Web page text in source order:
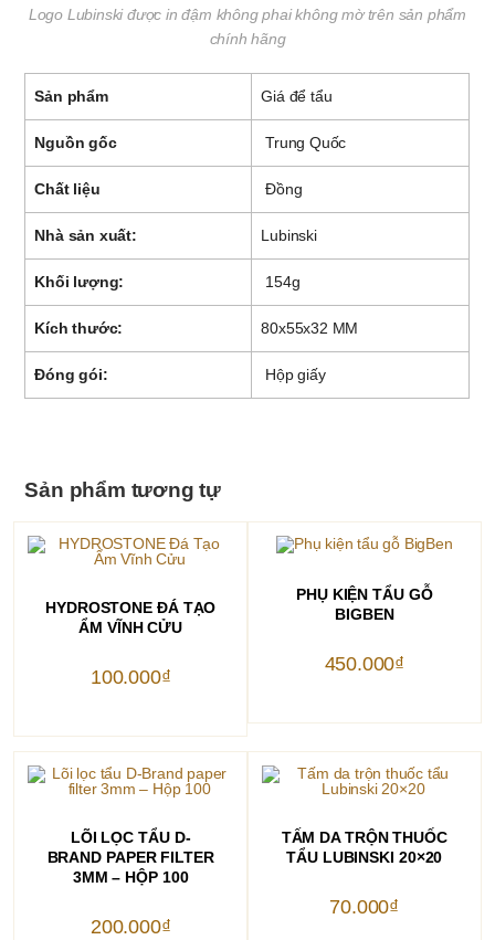
Logo Lubinski được in đậm không phai không mờ trên sản phẩm
chính hãng
Sản phẩm Giá để tẩu
Nguồn gốc Trung Quốc
Chất liệu Đồng
Nhà sản xuất: Lubinski
Khối lượng: 154g
Kích thước: 80x55x32 MM
Đóng gói: Hộp giấy
Sản phẩm tương tự
THÊM VÀO GIỎ HÀNG
HYDROSTONE ĐÁ TẠO
ẨM VĨNH CỬU
100.000₫
THÊM VÀO GIỎ HÀNG
PHỤ KIỆN TẨU GỖ
BIGBEN
450.000₫
THÊM VÀO GIỎ HÀNG
LÕI LỌC TẨU D-
BRAND PAPER FILTER
3MM – HỘP 100
200.000₫
THÊM VÀO GIỎ HÀNG
TẤM DA TRỘN THUỐC
TẨU LUBINSKI 20×20
70.000₫